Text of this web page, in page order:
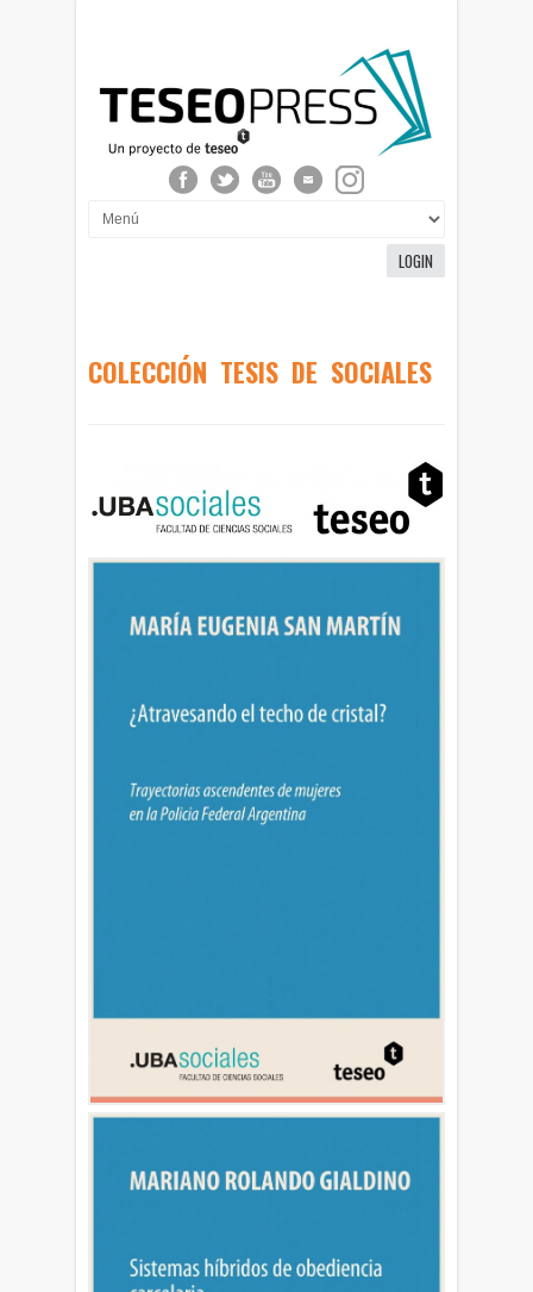
LOGIN
COLECCIÓN TESIS DE SOCIALES